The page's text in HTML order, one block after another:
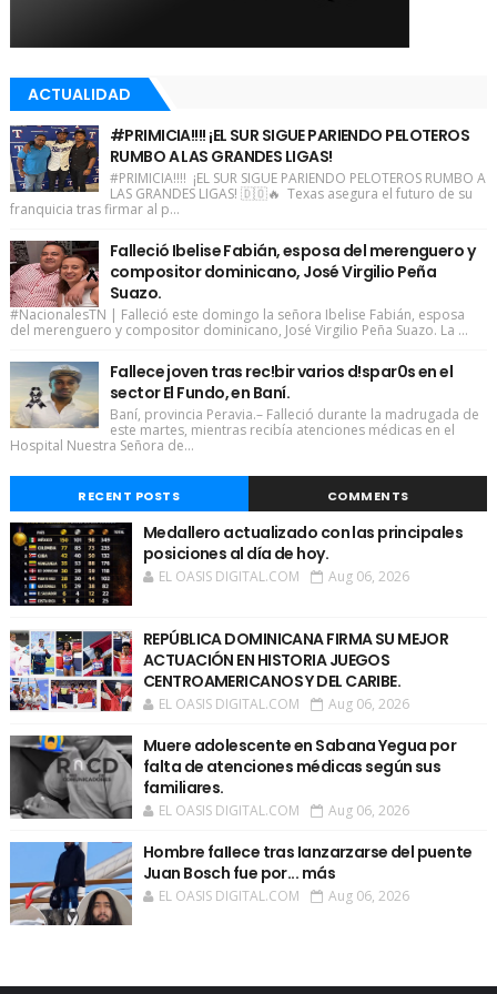
ACTUALIDAD
#PRIMICIA!!!! ¡EL SUR SIGUE PARIENDO PELOTEROS
RUMBO A LAS GRANDES LIGAS!
#PRIMICIA!!!! ¡EL SUR SIGUE PARIENDO PELOTEROS RUMBO A
LAS GRANDES LIGAS! 🇩🇴🔥 Texas asegura el futuro de su
franquicia tras firmar al p...
Falleció Ibelise Fabián, esposa del merenguero y
compositor dominicano, José Virgilio Peña
Suazo.
#NacionalesTN | Falleció este domingo la señora Ibelise Fabián, esposa
del merenguero y compositor dominicano, José Virgilio Peña Suazo. La ...
Fallece joven tras rec!bir varios d!spar0s en el
sector El Fundo, en Baní.
Baní, provincia Peravia.– Falleció durante la madrugada de
este martes, mientras recibía atenciones médicas en el
Hospital Nuestra Señora de...
RECENT POSTS COMMENTS
Medallero actualizado con las principales
posiciones al día de hoy.
EL OASIS DIGITAL.COM Aug 06, 2026
REPÚBLICA DOMINICANA FIRMA SU MEJOR
ACTUACIÓN EN HISTORIA JUEGOS
CENTROAMERICANOS Y DEL CARIBE.
EL OASIS DIGITAL.COM Aug 06, 2026
Muere adolescente en Sabana Yegua por
falta de atenciones médicas según sus
familiares.
EL OASIS DIGITAL.COM Aug 06, 2026
Hombre faIIece tras Ianzarzarse del puente
Juan Bosch fue por... más
EL OASIS DIGITAL.COM Aug 06, 2026